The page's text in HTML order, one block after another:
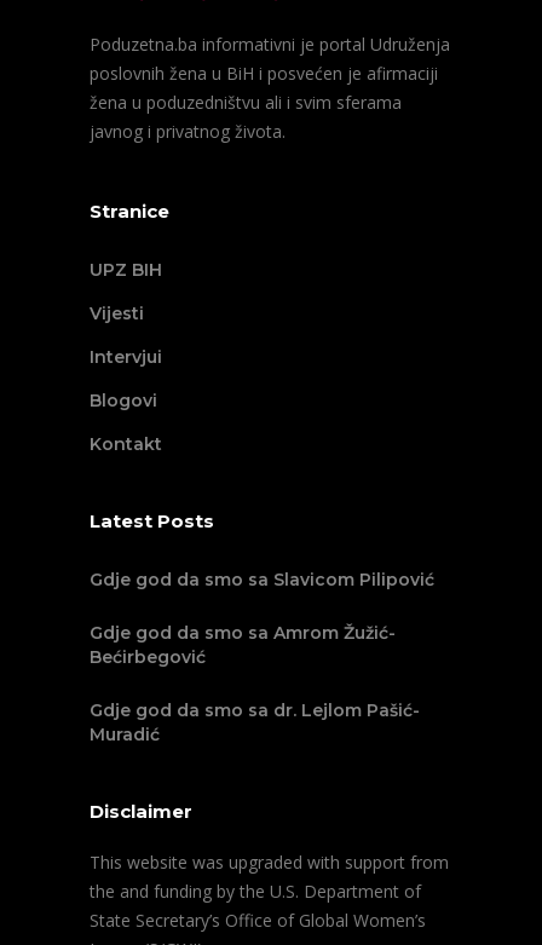
Poduzetna.ba informativni je portal Udruženja
poslovnih žena u BiH i posvećen je afirmaciji
žena u poduzedništvu ali i svim sferama
javnog i privatnog života.
Stranice
UPZ BIH
Vijesti
Intervjui
Blogovi
Kontakt
Latest Posts
Gdje god da smo sa Slavicom Pilipović
Gdje god da smo sa Amrom Žužić-
Bećirbegović
Gdje god da smo sa dr. Lejlom Pašić-
Muradić
Disclaimer
This website was upgraded with support from
the and funding by the U.S. Department of
State Secretary’s Office of Global Women’s